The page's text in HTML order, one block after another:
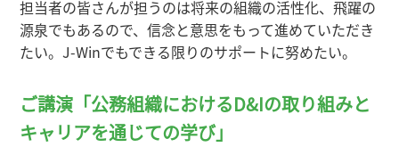
担当者の皆さんが担うのは将来の組織の活性化、飛躍の
源泉でもあるので、信念と意思をもって進めていただき
たい。J-Winでもできる限りのサポートに努めたい。
ご講演「公務組織におけるD&Iの取り組みと
キャリアを通じての学び」